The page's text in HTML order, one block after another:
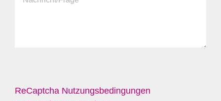
ReCaptcha Nutzungsbedingungen